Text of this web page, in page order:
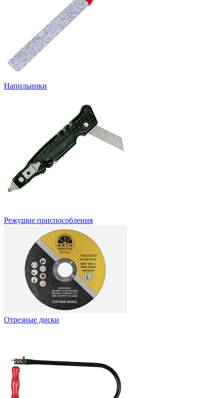
Напильники
Режущие приспособления
Отрезные диски